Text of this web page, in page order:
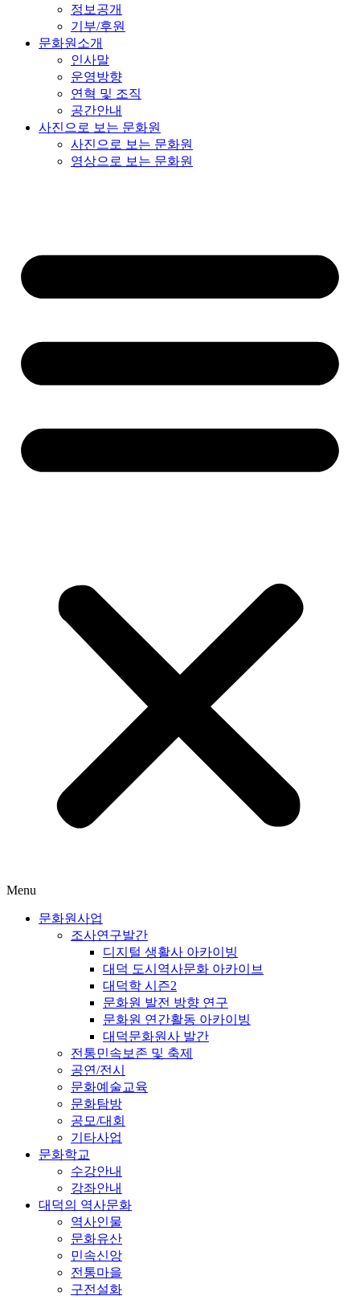
정보공개
기부/후원
문화원소개
인사말
운영방향
연혁 및 조직
공간안내
사진으로 보는 문화원
사진으로 보는 문화원
영상으로 보는 문화원
Menu
문화원사업
조사연구발간
디지털 생활사 아카이빙
대덕 도시역사문화 아카이브
대덕학 시즌2
문화원 발전 방향 연구
문화원 연간활동 아카이빙
대덕문화원사 발간
전통민속보존 및 축제
공연/전시
문화예술교육
문화탐방
공모/대회
기타사업
문화학교
수강안내
강좌안내
대덕의 역사문화
역사인물
문화유산
민속신앙
전통마을
구전설화